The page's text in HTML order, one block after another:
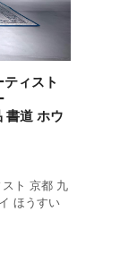
ィスト
書道 ホウ
ト 京都 九
ほうすい